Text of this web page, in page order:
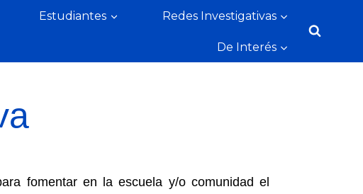
Estudiantes Redes Investigativas
De Interés
fomentar en la escuela y/o comunidad el